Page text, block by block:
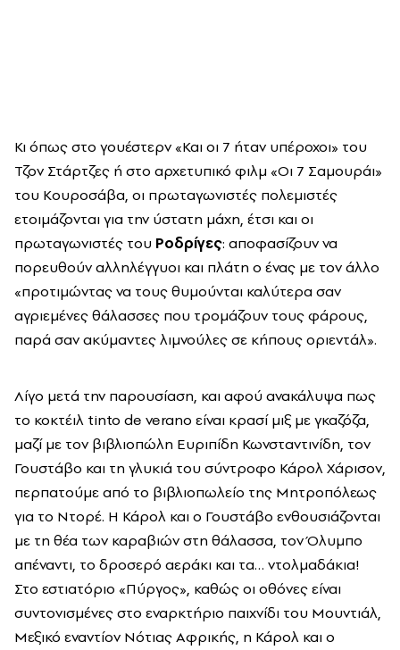
Κι όπως στο γουέστερν «Και οι 7 ήταν υπέροχοι» του
Τζον Στάρτζες ή στο αρχετυπικό φιλμ «Οι 7 Σαμουράι»
του Κουροσάβα, οι πρωταγωνιστές πολεμιστές
ετοιμάζονται για την ύστατη μάχη, έτσι και οι
πρωταγωνιστές του Ροδρίγες: αποφασίζουν να
πορευθούν αλληλέγγυοι και πλάτη ο ένας με τον άλλο
«προτιμώντας να τους θυμούνται καλύτερα σαν
αγριεμένες θάλασσες που τρομάζουν τους φάρους,
παρά σαν ακύμαντες λιμνούλες σε κήπους οριεντάλ».
Λίγο μετά την παρουσίαση, και αφού ανακάλυψα πως
το κοκτέιλ tinto de verano είναι κρασί μιξ με γκαζόζα,
μαζί με τον βιβλιοπώλη Ευριπίδη Κωνσταντινίδη, τον
Γουστάβο και τη γλυκιά του σύντροφο Κάρολ Χάρισον,
περπατούμε από το βιβλιοπωλείο της Μητροπόλεως
για το Ντορέ. Η Κάρολ και ο Γουστάβο ενθουσιάζονται
με τη θέα των καραβιών στη θάλασσα, τον Όλυμπο
απέναντι, το δροσερό αεράκι και τα… ντολμαδάκια!
Στο εστιατόριο «Πύργος», καθώς οι οθόνες είναι
συντονισμένες στο εναρκτήριο παιχνίδι του Μουντιάλ,
Μεξικό εναντίον Νότιας Αφρικής, η Κάρολ και ο